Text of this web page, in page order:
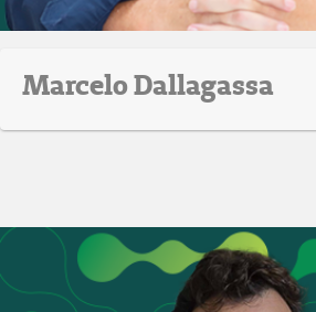
Marcelo Dallagassa